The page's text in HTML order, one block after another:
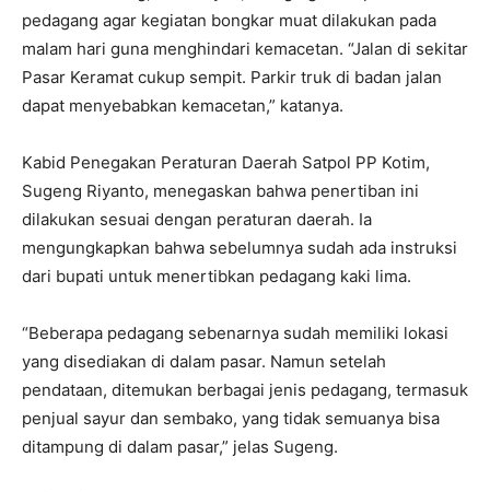
pedagang agar kegiatan bongkar muat dilakukan pada
malam hari guna menghindari kemacetan. “Jalan di sekitar
Pasar Keramat cukup sempit. Parkir truk di badan jalan
dapat menyebabkan kemacetan,” katanya.
Kabid Penegakan Peraturan Daerah Satpol PP Kotim,
Sugeng Riyanto, menegaskan bahwa penertiban ini
dilakukan sesuai dengan peraturan daerah. Ia
mengungkapkan bahwa sebelumnya sudah ada instruksi
dari bupati untuk menertibkan pedagang kaki lima.
“Beberapa pedagang sebenarnya sudah memiliki lokasi
yang disediakan di dalam pasar. Namun setelah
pendataan, ditemukan berbagai jenis pedagang, termasuk
penjual sayur dan sembako, yang tidak semuanya bisa
ditampung di dalam pasar,” jelas Sugeng.